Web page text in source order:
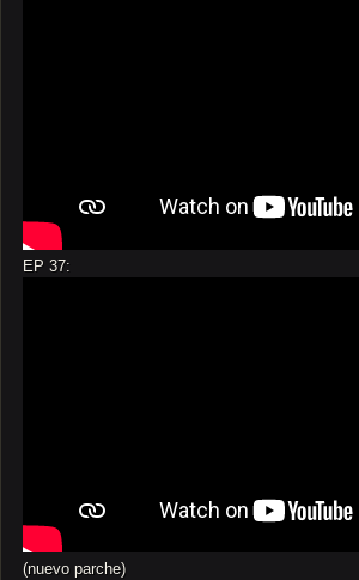
EP 37:
(nuevo parche)